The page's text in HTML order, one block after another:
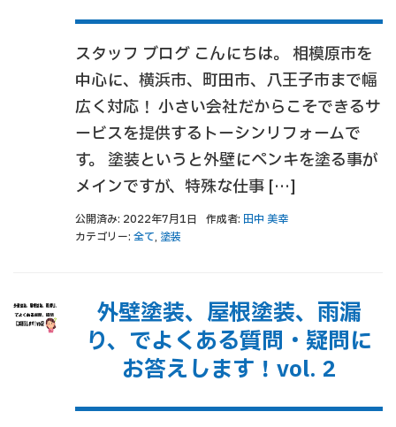
スタッフ ブログ こんにちは。 相模原市を
中心に、横浜市、町田市、八王子市まで幅
広く対応！ 小さい会社だからこそできるサ
ービスを提供するトーシンリフォームで
す。 塗装というと外壁にペンキを塗る事が
メインですが、特殊な仕事 […]
公開済み: 2022年7月1日 作成者: 田中 美幸
カテゴリー: 全て, 塗装
外壁塗装、屋根塗装、雨漏
り、でよくある質問・疑問に
お答えします！vol. 2